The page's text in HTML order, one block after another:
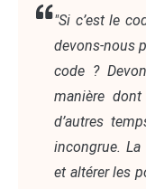
"Si c’est le
devons-nous
code ?
manière
d’autres
incongrue.
et altérer les